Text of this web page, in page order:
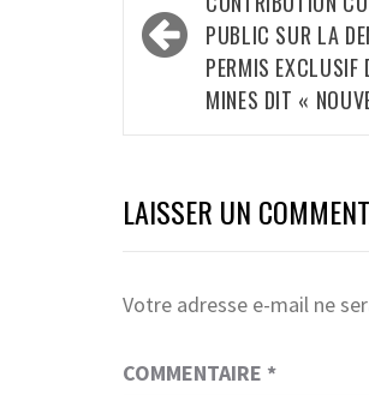
PUBLIC SUR LA
PERMIS EXCLUSIF
MINES DIT «
LAISSER UN
Votre adresse e-mail ne
COMMENTAIRE *